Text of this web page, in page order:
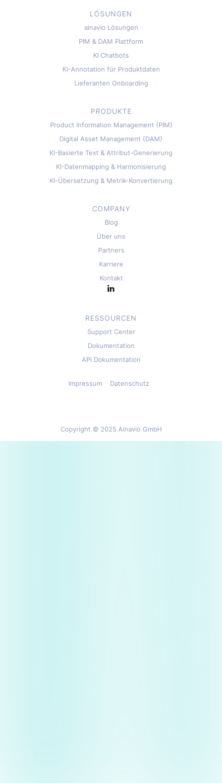
LÖSUNGEN
ainavio Lösungen
PIM & DAM Plattform
KI Chatbots
KI-Annotation für Produktdaten
Lieferanten Onboarding
PRODUKTE
Product Information Management (PIM)
Digital Asset Management (DAM)
KI-Basierte Text & Attribut-Generierung
KI-Datenmapping & Harmonisierung
KI-Übersetzung & Metrik-Konvertierung
COMPANY
Blog
Über uns
Partners
Karriere
Kontakt
RESSOURCEN
Support Center
Dokumentation
API Dokumentation
Impressum Datenschutz
Copyright © 2025 Ainavio GmbH